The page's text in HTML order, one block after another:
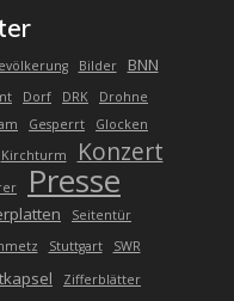
Bilder BNN
Dorf DRK Drohne
Gesperrt Glocken
Kirchturm Konzert
Presse
Seitentür
Stuttgart SWR
Zifferblätter